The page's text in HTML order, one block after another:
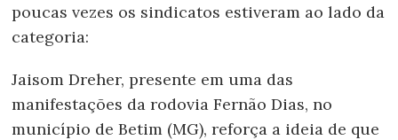
poucas vezes os sindicatos estiveram ao lado da
categoria:
Jaisom Dreher, presente em uma das
manifestações da rodovia Fernão Dias, no
município de Betim (MG), reforça a ideia de que